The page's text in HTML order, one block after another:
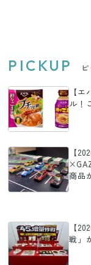
PICKUP
【
ル！
【
商品
【
戦」